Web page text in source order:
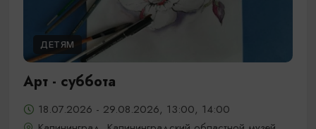
ДЕТЯМ
Арт - суббота
18.07.2026 - 29.08.2026, 13:00, 14:00